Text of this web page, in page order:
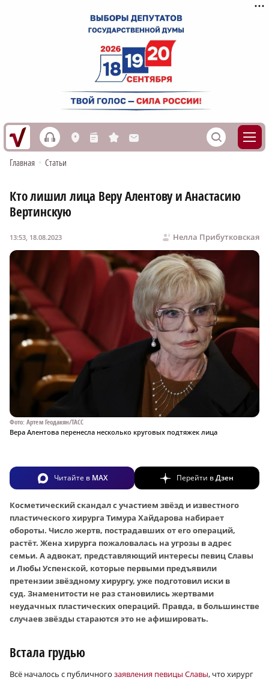
h L n s M S
Главная • Статьи
Кто лишил лица Веру Алентову и Анастасию
Вертинскую
Нелла Прибутковская
13:53, 18.08.2023
Фото: Артем Геодакян/ТАСС
Вера Алентова перенесла несколько круговых подтяжек лица
Читайте в MAX Перейти вДзен
Косметический скандал с участием звёзд и известного
пластического хирурга Тимура Хайдарова набирает
обороты. Число жертв, пострадавших от его операций,
растёт. Жена хирурга пожаловалась на угрозы в адрес
семьи. А адвокат, представляющий интересы певиц Славы
и Любы Успенской, которые первыми предъявили
претензии звёздному хирургу, уже подготовил иски в
суд. Знаменитости не раз становились жертвами
неудачных пластических операций. Правда, в большинстве
случаев звёзды стараются это не афишировать.
Встала грудью
Всё началось с публичного заявления певицы Славы, что хирург